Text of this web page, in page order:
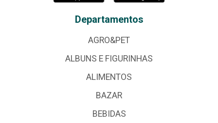
Departamentos
AGRO&PET
ALBUNS E FIGURINHAS
ALIMENTOS
BAZAR
BEBIDAS